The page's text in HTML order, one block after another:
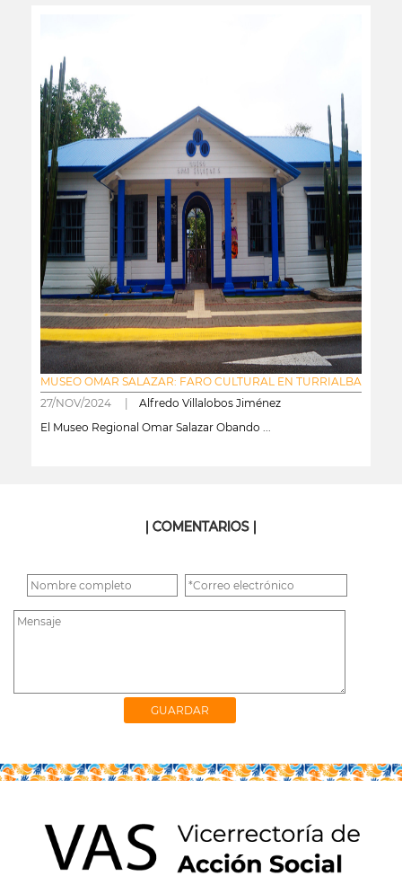
MUSEO OMAR SALAZAR: FARO CULTURAL EN TURRIALBA
27/NOV/2024 | Alfredo Villalobos Jiménez
El Museo Regional Omar Salazar Obando ...
| COMENTARIOS |